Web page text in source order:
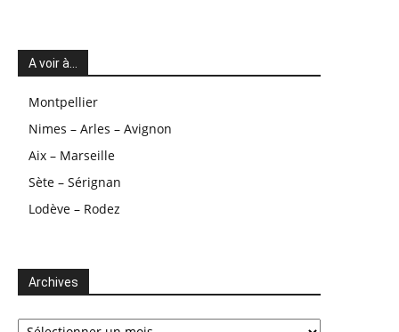
A voir à…
Montpellier
Nimes – Arles – Avignon
Aix – Marseille
Sète – Sérignan
Lodève – Rodez
Archives
Archives